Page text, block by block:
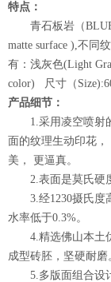
特点：
青石板岩（BLUE
matte surface ),不同
有：浅灰色(Light
color) 尺寸（
产品细节：
1.采用凌空喷射的
面的纹理生动印花
美， 更逼真。
2.表面是莫氏硬度
3.经1230摄氏度高
水率低于0.3%。
4.精选佛山本土优
成型砖胚，坚硬耐磨
5.多版面组合设计